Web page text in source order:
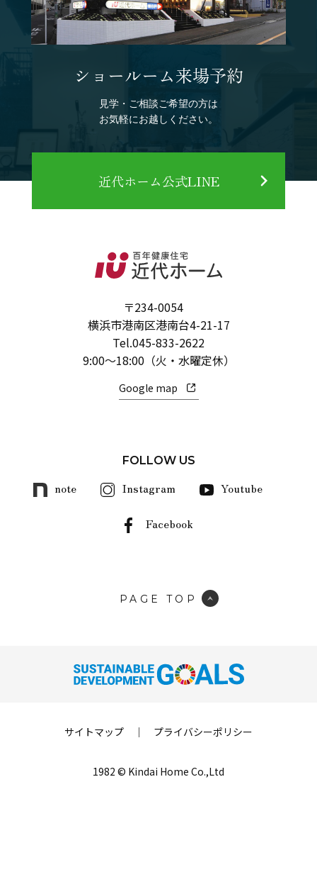
ショールーム来場予約
見学・ご相談ご希望の方は
お気軽にお越しください。
近代ホーム公式LINE
〒234-0054
横浜市港南区港南台4-21-17
Tel.045-833-2622
9:00～18:00（火・水曜定休）
Google map
FOLLOW US
note Instagram Youtube
Facebook
PAGE TOP
サイトマップ ｜ プライバシーポリシー
1982 © Kindai Home Co.,Ltd